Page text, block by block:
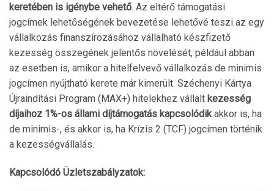
keretében is igénybe vehető. Az eltérő támogatási
jogcímek lehetőségének bevezetése lehetővé teszi az egy
vállalkozás finanszírozásához vállalható készfizető
kezesség összegének jelentős növelését, például abban
az esetben is, amikor a hitelfelvevő vállalkozás de minimis
jogcímen nyújtható kerete már kimerült. Széchenyi Kártya
Újraindítási Program (MAX+) hitelekhez vállalt kezesség
díjaihoz 1%-os állami díjtámogatás kapcsolódik akkor is, ha
de minimis-, és akkor is, ha Krízis 2 (TCF) jogcímen történik
a kezességvállalás.
Kapcsolódó Üzletszabályzatok: